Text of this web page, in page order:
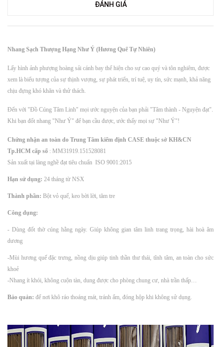
ĐÁNH GIÁ
Nhang Sạch Thượng Hạng Như Ý (Hương Quế Tự Nhiên)
Lấy hình ảnh phượng hoàng sải cánh bay thể hiện cho sự cao quý và tôn nghiêm, được
xem là biểu tượng của sự thịnh vượng, sự phát triển, trí tuệ, uy tín, sức mạnh, khả năng
chịu đựng khó khăn và thử thách.
Đến với "Đồ Cúng Tâm Linh" mọi ước nguyện của bạn phải "Tâm thành - Nguyện đạt".
Khi bạn đốt nhang "Như Ý" để bạn cầu được, ước thấy mọi sự "Như Ý"!
Chứng nhận an toàn do Trung Tâm kiểm định CASE thuộc sở KH&CN
Tp.HCM cấp số : MM31919.151528081
Sản xuất tại làng nghề đạt tiêu chuẩn ISO 9001:2015
Hạn sử dụng: 24 tháng từ NSX
Thành phần: Bột vỏ quế, keo bời lời, tăm tre
Công dụng:
- Dùng đốt thờ cúng hằng ngày. Giúp không gian tâm linh trang trọng, hài hoà âm
dương
-Mùi hương quế đặc trưng, nồng dịu giúp tinh thần thư thái, tĩnh tâm, an toàn cho sức
khoẻ
-Nhang ít khói, không cuộn tàn, dung được cho phòng chung cư, nhà trần thấp…
Bảo quản: để nơi khô ráo thoáng mát, tránh ẩm, đóng hộp khi không sử dụng.